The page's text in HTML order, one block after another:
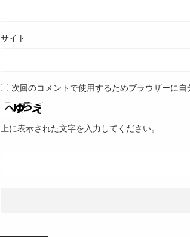
サイト
次回のコメントで使用するためブラウザーに
上に表示された文字を入力してください。